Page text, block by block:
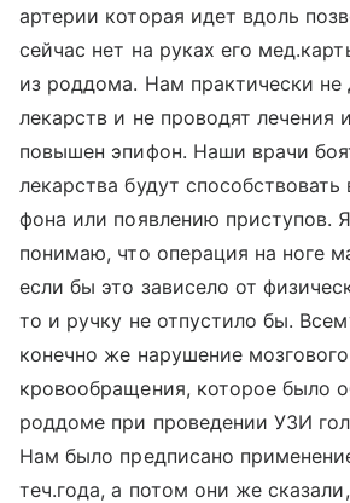
артерии которая идет вдоль
сейчас нет на руках его
из роддома. Нам практически не
лекарств и не проводят лечения
повышен эпифон. Наши врачи
лекарства будут
фона или появлению приступов.
понимаю, что операция на ноге
если бы это зависело от
то и ручку не отпустило бы.
конечно же нарушение мозгового
кровообращения, которое было
роддоме при проведении УЗИ
Нам было предписано
теч.года, а потом они же